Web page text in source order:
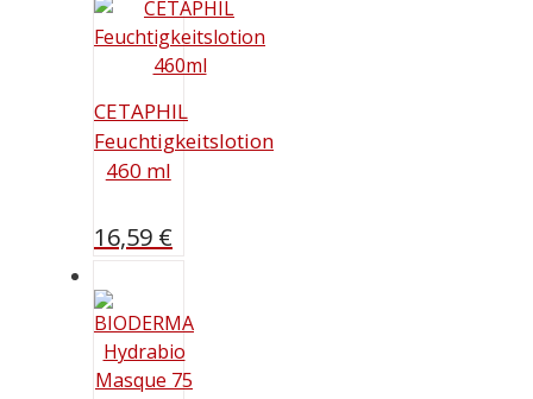
CETAPHIL
Feuchtigkeitslotion
460 ml
16,59 €